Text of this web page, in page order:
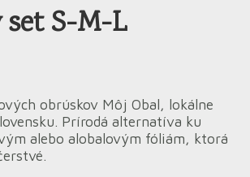
S-M-L
obrúskov Môj Obal, lokálne
Prírodá alternatíva ku
alebo alobalovým fóliám, ktorá